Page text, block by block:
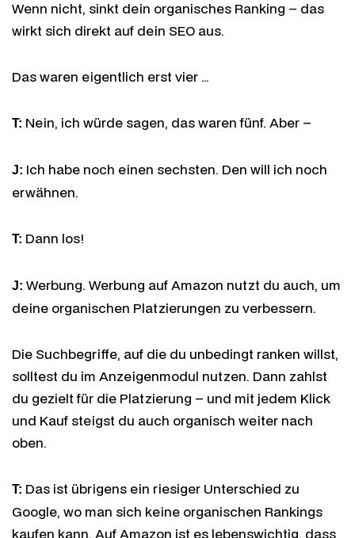
Wenn nicht, sinkt dein organisches Ranking – das
wirkt sich direkt auf dein SEO aus.
Das waren eigentlich erst vier …
T: Nein, ich würde sagen, das waren fünf. Aber –
J: Ich habe noch einen sechsten. Den will ich noch
erwähnen.
T: Dann los!
J: Werbung. Werbung auf Amazon nutzt du auch, um
deine organischen Platzierungen zu verbessern.
Die Suchbegriffe, auf die du unbedingt ranken willst,
solltest du im Anzeigenmodul nutzen. Dann zahlst
du gezielt für die Platzierung – und mit jedem Klick
und Kauf steigst du auch organisch weiter nach
oben.
T: Das ist übrigens ein riesiger Unterschied zu
Google, wo man sich keine organischen Rankings
kaufen kann. Auf Amazon ist es lebenswichtig, dass